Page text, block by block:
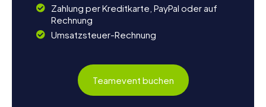
Zahlung per Kreditkarte, PayPal oder auf
Rechnung
Umsatzsteuer-Rechnung
Teamevent buchen